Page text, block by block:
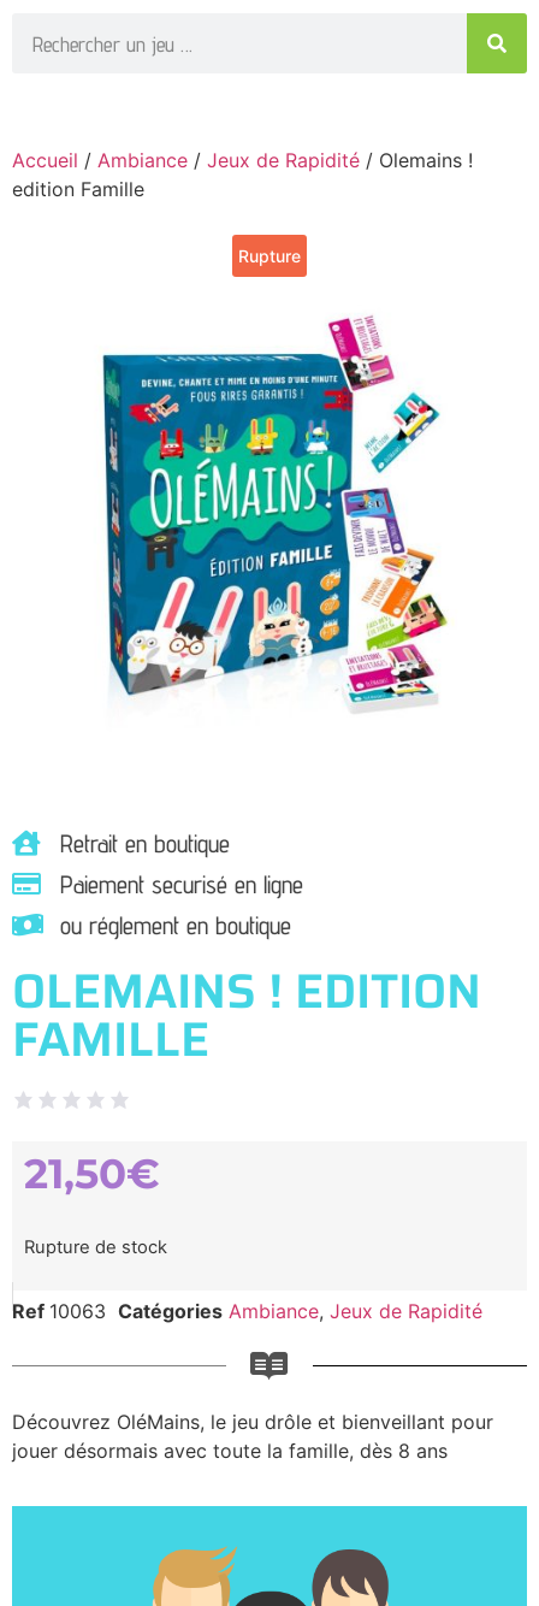
Accueil / Ambiance / Jeux de Rapidité / Olemains !
edition Famille
Rupture
Retrait en boutique
Paiement securisé en ligne
ou réglement en boutique
OLEMAINS ! EDITION
FAMILLE
21,50€
Rupture de stock
Ref 10063 Catégories Ambiance, Jeux de Rapidité
Découvrez OléMains, le jeu drôle et bienveillant pour
jouer désormais avec toute la famille, dès 8 ans